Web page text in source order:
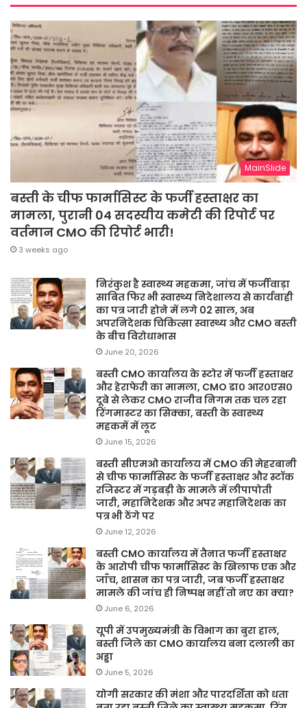
MainSlide
बस्ती के चीफ फार्मासिस्ट के फर्जी हस्ताक्षर का
मामला, पुरानी 04 सदस्यीय कमेटी की रिपोर्ट पर
वर्तमान CMO की रिपोर्ट भारी!
3 weeks ago
निरंकुश है स्वास्थ्य महकमा, जांच में फर्जीवाड़ा
साबित फिर भी स्वास्थ्य निदेशालय से कार्यवाही
का पत्र जारी होने में लगे 02 साल, अब
अपरनिदेशक चिकित्सा स्वास्थ्य और CMO बस्ती
के बीच विरोधाभास
June 20, 2026
बस्ती CMO कार्यालय के स्टोर में फर्जी हस्ताक्षर
और हेराफेरी का मामला, CMO डा० आर०एस०
दूबे से लेकर CMO राजीव निगम तक चल रहा
रिंगमास्टर का सिक्का, बस्ती के स्वास्थ्य
महकमें में लूट
June 15, 2026
बस्ती सीएमओ कार्यालय में CMO की मेहरबानी
से चीफ फार्मासिस्ट के फर्जी हस्ताक्षर और स्टॉक
रजिस्टर में गड़बड़ी के मामले में लीपापोती
जारी, महानिदेशक और अपर महानिदेशक का
पत्र भी ठेंगे पर
June 12, 2026
बस्ती CMO कार्यालय में तैनात फर्जी हस्ताक्षर
के आरोपी चीफ फार्मासिस्ट के खिलाफ एक और
जाँच, शासन का पत्र जारी, जब फर्जी हस्ताक्षर
मामले की जांच ही निष्पक्ष नहीं तो नए का क्या?
June 6, 2026
यूपी में उपमुख्यमंत्री के विभाग का बुरा हाल,
बस्ती जिले का CMO कार्यालय बना दलाली का
अड्डा
June 5, 2026
योगी सरकार की मंशा और पारदर्शिता को धता